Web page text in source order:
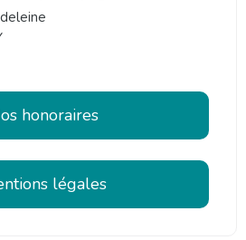
honoraires
légales